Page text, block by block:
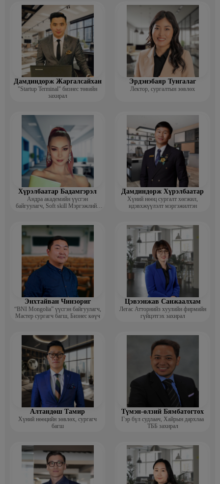
Дамдиндорж Жаргалсайхан
"Startup Terminal" бизнес төвийн
захирал
Эрдэнэбаяр Тунгалаг
Лектор, сургалтын зөвлөх
Хүрэлбаатар Бадамгэрэл
Андра академийн үүсгэн
байгуулагч, Soft skill Мэргэжлийн
Дамдиндорж Хүрэлбаатар
Хүний нөөц сургалт хөгжил,
идэвхжүүлэлт мэргэжилтэн
Энхтайван Чинзориг
“BNI Mongolia” үүсгэн байгуулагч,
Мастер сургагч багш, Бизнес көүч
Цэвээнжав Санжаалхам
Легас Атторнийз хуулийн фирмийн
гүйцэтгэх захирал
Алтандөш Тамир
Хүний нөөцийн зөвлөх, сургагч
багш
Түмэн-өлзий Бямбатогтох
Гэр бүл судлаач, Хайрын дархлаа
ТББ захирал